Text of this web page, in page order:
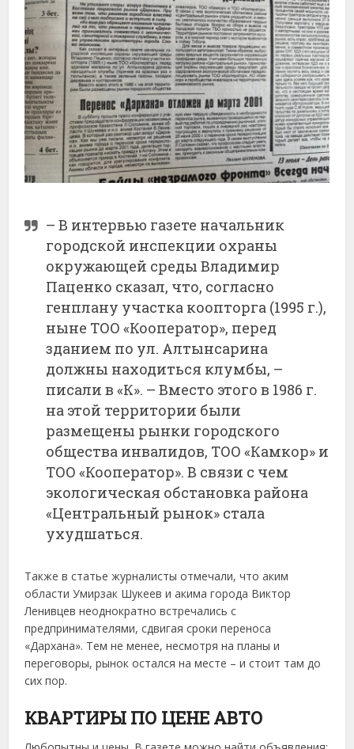
– В интервью газете начальник
городской инспекции охраны
окружающей среды Владимир
Паценко сказал, что, согласно
генплану участка коопторга (1995 г.),
ныне ТОО «Кооператор», перед
зданием по ул. Алтынсарина
должны находиться клумбы, –
писали в «К». – Вместо этого в 1986 г.
на этой территории были
размещены рынки городского
общества инвалидов, ТОО «Камкор» и
ТОО «Кооператор». В связи с чем
экологическая обстановка района
«Центральный рынок» стала
ухудшаться.
Также в статье журналисты отмечали, что аким
области Умирзак Шукеев и акима города Виктор
Ленивцев неоднократно встречались с
предпринимателями, сдвигая сроки переноса
«Дархана». Тем не менее, несмотря на планы и
переговоры, рынок остался на месте – и стоит там до
сих пор.
КВАРТИРЫ ПО ЦЕНЕ АВТО